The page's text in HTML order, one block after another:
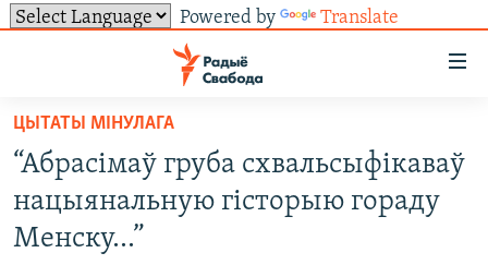
Powered by Translate
ўнівэрсальнага
доступу
Перайсьці
галоўнага
зьместу
НАВІНЫ
УСЕ НАВІНЫ
ТОЛЬКІ НА СВАБОДЗЕ
СУВЯЗЬ
ЦЫТАТЫ МІНУЛАГА
“Абрасімаў груба схвальсыфікаваў
нацыянальную гісторыю гораду
Менску...”